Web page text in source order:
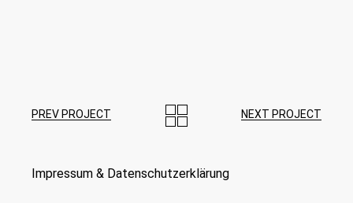
PREV PROJECT NEXT PROJECT
Impressum & Datenschutzerklärung